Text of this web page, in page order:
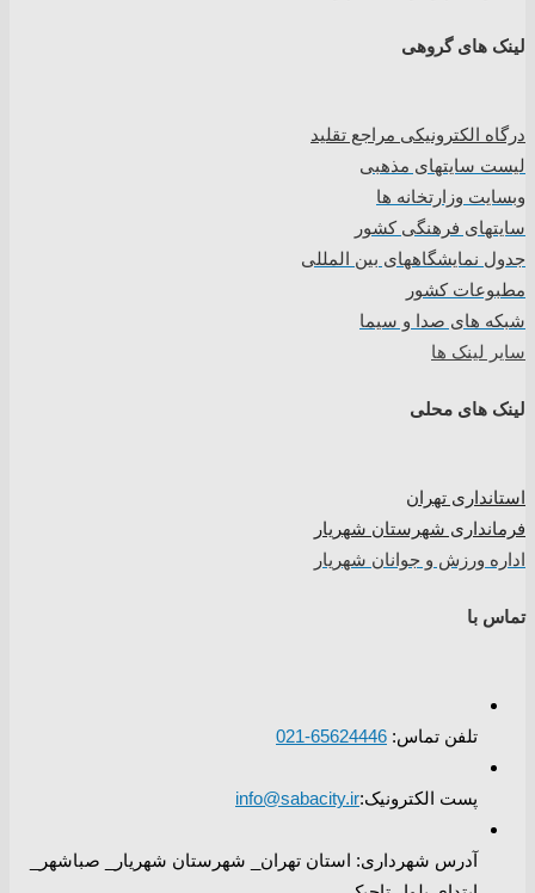
لینک های گروهی
درگاه الکترونیکی مراجع تقلید
لیست سایتهای مذهبی
وبسایت وزارتخانه ها
سایتهای فرهنگی کشور
جدول نمایشگاههای بین المللی
مطبوعات کشور
شبکه های صدا و سیما
سایر لینک ها
لینک های محلی
استانداری تهران
فرمانداری شهرستان شهریار
اداره ورزش و جوانان شهریار
تماس با
تلفن تماس: 65624446-021
پست الکترونیک:info@sabacity.ir
آدرس شهرداری: استان تهران_ شهرستان شهریار_ صباشهر_